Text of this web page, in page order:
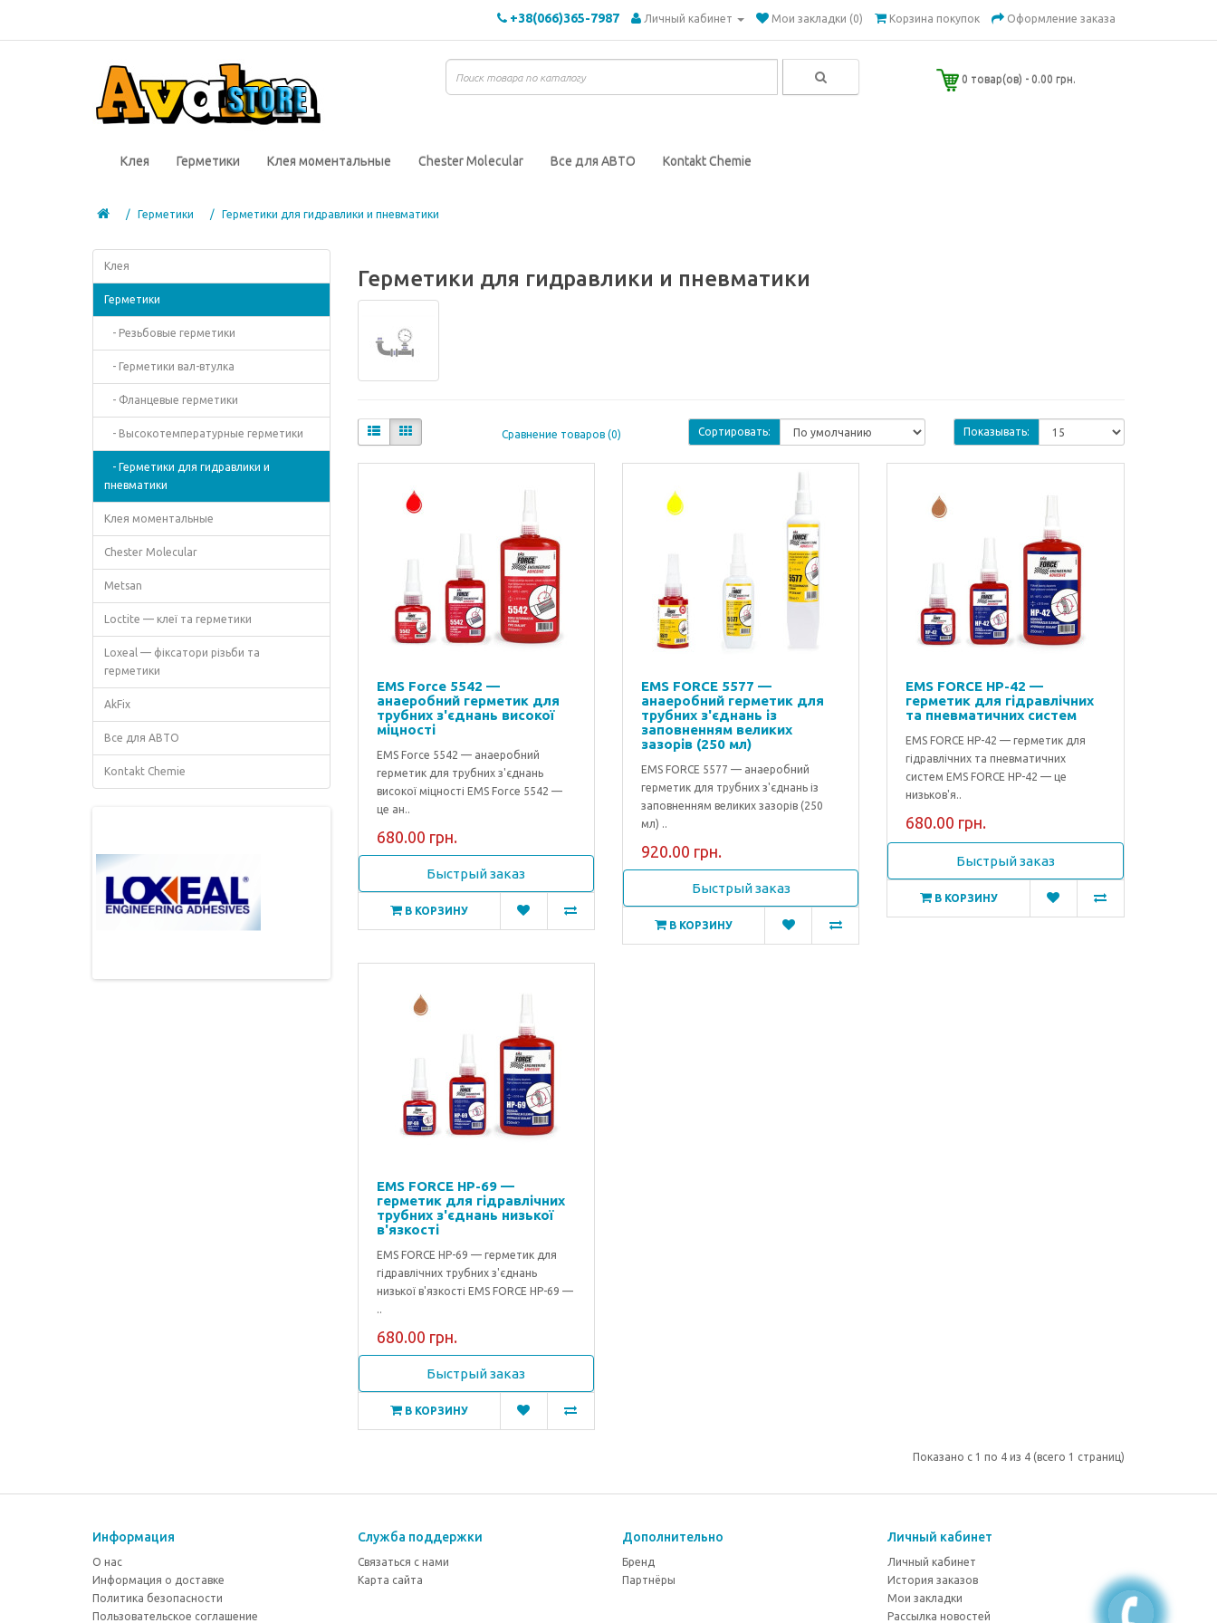
+38(066)365-7987 Личный кабинет Мои закладки (0) Корзина покупок Оформление заказа
0 товар(ов) - 0.00 грн.
Клея Герметики Клея моментальные Chester Molecular Все для АВТО Kontakt Chemie
Герметики Герметики для гидравлики и пневматики
Клея
Герметики
- Резьбовые герметики
- Герметики вал-втулка
- Фланцевые герметики
- Высокотемпературные герметики
- Герметики для гидравлики и
пневматики
Клея моментальные
Chester Molecular
Metsan
Loctite — клеї та герметики
Loxeal — фіксатори різьби та
герметики
AkFix
Все для АВТО
Kontakt Chemie
Герметики для гидравлики и пневматики
Сравнение товаров (0) Сортировать: Показывать:
EMS Force 5542 —
анаеробний герметик для
трубних з'єднань високої
міцності
EMS Force 5542 — анаеробний
герметик для трубних з'єднань
високої міцності EMS Force 5542 —
це ан..
680.00 грн.
Быстрый заказ
В КОРЗИНУ
EMS FORCE 5577 —
анаеробний герметик для
трубних з'єднань із
заповненням великих
зазорів (250 мл)
EMS FORCE 5577 — анаеробний
герметик для трубних з'єднань із
заповненням великих зазорів (250
мл) ..
920.00 грн.
Быстрый заказ
В КОРЗИНУ
EMS FORCE HP-42 —
герметик для гідравлічних
та пневматичних систем
EMS FORCE HP-42 — герметик для
гідравлічних та пневматичних
систем EMS FORCE HP-42 — це
низьков'я..
680.00 грн.
Быстрый заказ
В КОРЗИНУ
EMS FORCE HP-69 —
герметик для гідравлічних
трубних з'єднань низької
в'язкості
EMS FORCE HP-69 — герметик для
гідравлічних трубних з'єднань
низької в'язкості EMS FORCE HP-69 —
..
680.00 грн.
Быстрый заказ
В КОРЗИНУ
Показано с 1 по 4 из 4 (всего 1 страниц)
Информация
О нас
Информация о доставке
Политика безопасности
Пользовательское соглашение
Служба поддержки
Связаться с нами
Карта сайта
Дополнительно
Бренд
Партнёры
Личный кабинет
Личный кабинет
История заказов
Мои закладки
Рассылка новостей